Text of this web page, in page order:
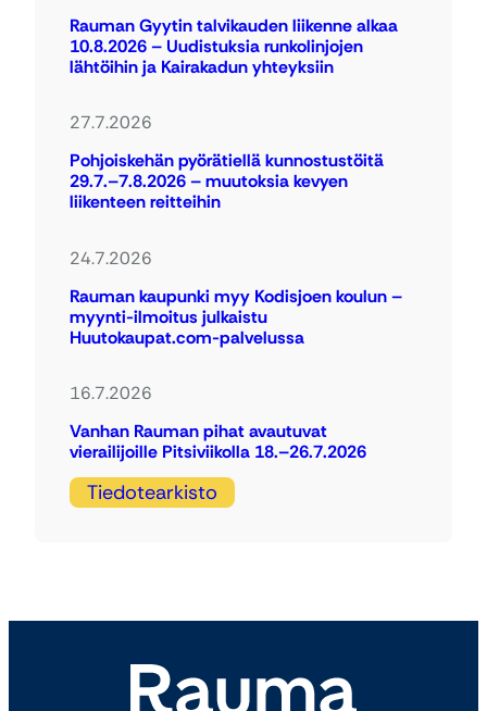
Rauman Gyytin talvikauden liikenne alkaa
10.8.2026 – Uudistuksia runkolinjojen
lähtöihin ja Kairakadun yhteyksiin
27.7.2026
Pohjoiskehän pyörätiellä kunnostustöitä
29.7.–7.8.2026 – muutoksia kevyen
liikenteen reitteihin
24.7.2026
Rauman kaupunki myy Kodisjoen koulun –
myynti-ilmoitus julkaistu
Huutokaupat.com-palvelussa
16.7.2026
Vanhan Rauman pihat avautuvat
vierailijoille Pitsiviikolla 18.–26.7.2026
Tiedotearkisto